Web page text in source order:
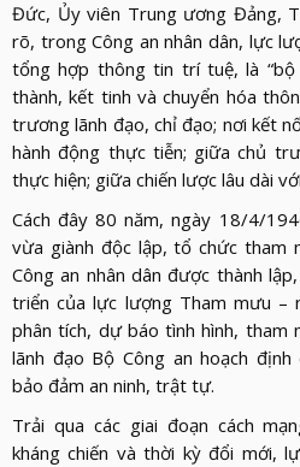
Đức, Ủy viên Trung ương Đảng,
rõ, trong Công an nhân dân, lực
tổng hợp thông tin trí tuệ, là “bộ
thành, kết tinh và chuyển hóa
trương lãnh đạo, chỉ đạo; nơi kết
hành động thực tiễn; giữa chủ
thực hiện; giữa chiến lược lâu dài
Cách đây 80 năm, ngày 18/4/
vừa giành độc lập, tổ chức tham
Công an nhân dân được thành
triển của lực lượng Tham mưu –
phân tích, dự báo tình hình, tham
lãnh đạo Bộ Công an hoạch
bảo đảm an ninh, trật tự.
Trải qua các giai đoạn cách
kháng chiến và thời kỳ đổi mới,